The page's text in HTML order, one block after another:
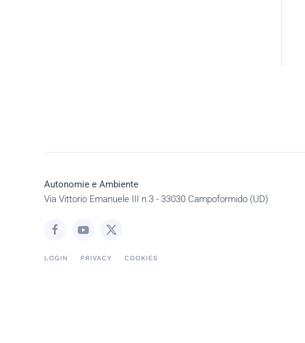
Autonomie e Ambiente
Via Vittorio Emanuele III n.3 - 33030 Campoformido (UD)
LOGIN PRIVACY COOKIES